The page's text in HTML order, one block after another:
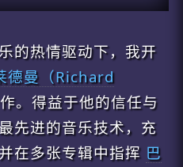
的热情驱动下，我开
德曼（Richard
。得益于他的信任与
先进的音乐技术，充
在多张专辑中指挥 巴